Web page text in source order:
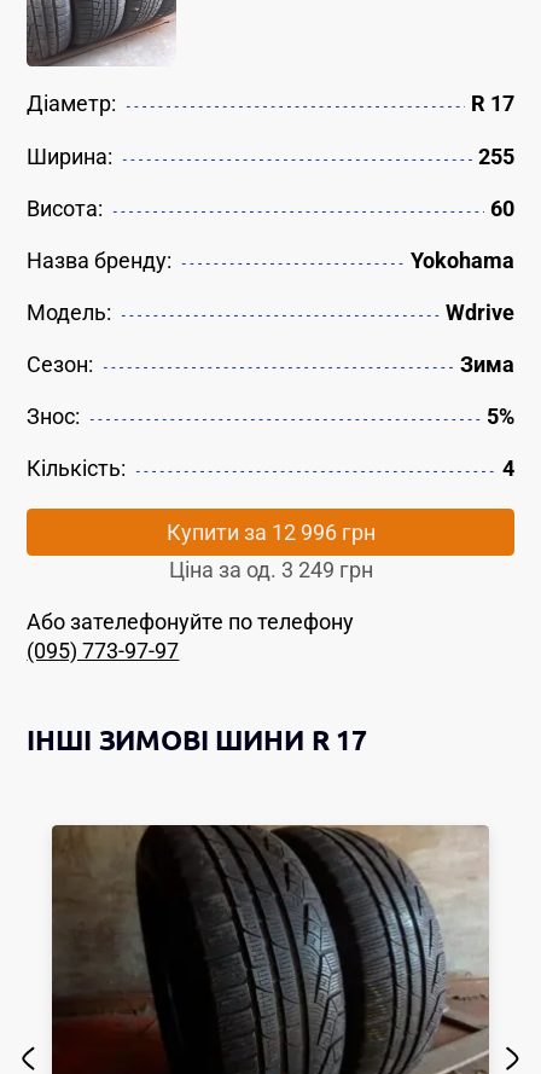
Діаметр: R 17
Ширина: 255
Висота: 60
Назва бренду: Yokohama
Модель: Wdrive
Сезон: Зима
Знос: 5%
Кількість: 4
Купити за 12 996 грн
Ціна за од. 3 249 грн
Або зателефонуйте по телефону
(095) 773-97-97
ІНШІ ЗИМОВІ ШИНИ R 17